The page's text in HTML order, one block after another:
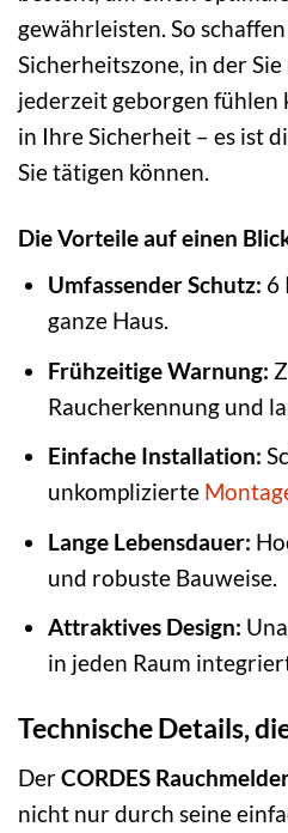
gewährleisten. So
Sicherheitszone, in der
jederzeit geborgen fühlen
in Ihre Sicherheit – es ist
Sie tätigen können.
Die Vorteile auf einen
Umfassender Schutz: 6
ganze Haus.
Frühzeitige Warnung:
Raucherkennung und
Einfache Installation:
unkomplizierte
Lange Lebensdauer:
und robuste Bauweise.
Attraktives Design:
in jeden Raum
Technische Details,
DerCORDES
nicht nur durch seine